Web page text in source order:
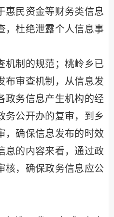
惠民资金等财务类信息
，杜绝泄露个人信息事
机制的规范；桃岭乡已
布审查机制，从信息发
政务信息产生机构的经
务公开办的复审，到乡
，确保信息发布的时效
息的内容来看，通过政
核，确保政务信息应公